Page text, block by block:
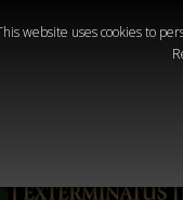
website uses cookies to
Sigmar